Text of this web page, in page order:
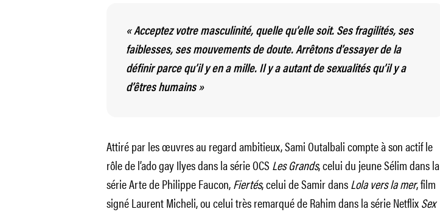
« Acceptez votre masculinité, quelle qu’elle soit. Ses fragilités, ses
faiblesses, ses mouvements de doute. Arrêtons d’essayer de la
définir parce qu’il y en a mille. Il y a autant de sexualités qu’il y a
d’êtres humains »
Attiré par les œuvres au regard ambitieux, Sami Outalbali compte à son actif le
rôle de l’ado gay Ilyes dans la série OCS Les Grands, celui du jeune Sélim dans la
série Arte de Philippe Faucon,Fiertés, celui de Samir dansLola vers la mer, film
signé Laurent Micheli, ou celui très remarqué de Rahim dans la série NetflixSex